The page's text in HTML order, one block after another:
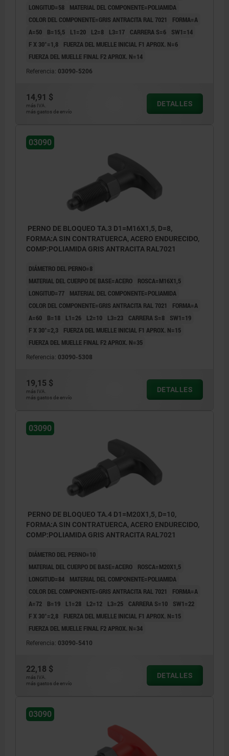
Forma A: sin contratuerca
LONGITUD=58
MATERIAL DEL COMPONENTE=POLIAMIDA
COLOR DEL COMPONENTE=GRIS ANTRACITA RAL 7021
FORMA=A
A=50
B=15,5 L1=20 L2=8 L3=17 CARRERA S=6
SW1=14
F X 30°=1,8
FUERZA DEL MUELLE INICIAL F1 APROX. N=6
FUERZA DEL MUELLE FINAL F2 APROX. N=14
Referencia: 03090-5206
14,91 $
más IVA.
más gastos de envío
DETALLES
03090
PERNO DE BLOQUEO TA.3 D1=M16X1,5, D=8,
FORMA:A SIN CONTRATUERCA, ACERO ENDURECIDO,
COMP:POLIAMIDA GRIS ANTRACITA RAL7021
DIÁMETRO DEL PERNO=8
MATERIAL DEL CUERPO DE BASE=ACERO
ROSCA=M16X1,5
LONGITUD=77
MATERIAL DEL COMPONENTE=POLIAMIDA
COLOR DEL COMPONENTE=GRIS ANTRACITA RAL 7021
FORMA=A
A=60
B=18 L1=26 L2=10 L3=23 CARRERA S=8
SW1=19
F X 30°=2,3
FUERZA DEL MUELLE INICIAL F1 APROX. N=15
FUERZA DEL MUELLE FINAL F2 APROX. N=35
Referencia: 03090-5308
19,15 $
más IVA.
más gastos de envío
DETALLES
03090
PERNO DE BLOQUEO TA.4 D1=M20X1,5, D=10,
FORMA:A SIN CONTRATUERCA, ACERO ENDURECIDO,
COMP:POLIAMIDA GRIS ANTRACITA RAL7021
DIÁMETRO DEL PERNO=10
MATERIAL DEL CUERPO DE BASE=ACERO
ROSCA=M20X1,5
LONGITUD=84
MATERIAL DEL COMPONENTE=POLIAMIDA
COLOR DEL COMPONENTE=GRIS ANTRACITA RAL 7021
FORMA=A
A=72
B=19 L1=28 L2=12 L3=25 CARRERA S=10
SW1=22
F X 30°=2,8
FUERZA DEL MUELLE INICIAL F1 APROX. N=15
FUERZA DEL MUELLE FINAL F2 APROX. N=34
Referencia: 03090-5410
22,18 $
más IVA.
más gastos de envío
DETALLES
03090